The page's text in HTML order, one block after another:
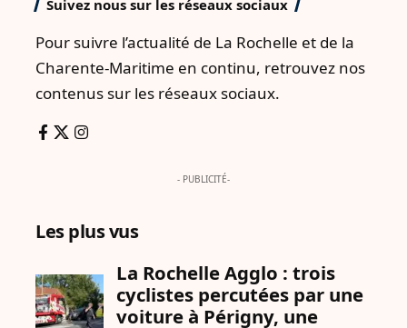
Suivez nous sur les réseaux sociaux
Pour suivre l’actualité de La Rochelle et de la
Charente-Maritime en continu, retrouvez nos
contenus sur les réseaux sociaux.
- PUBLICITÉ-
Les plus vus